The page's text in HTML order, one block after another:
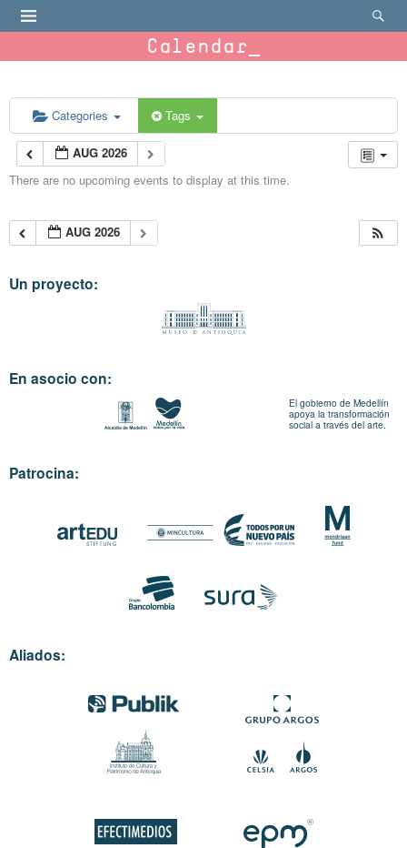
Calendar
Categories Tags
AUG 2026
There are no upcoming events to display at this time.
AUG 2026
Un proyecto:
En asocio con:
El gobierno de Medellín
apoya la transformación
social a través del arte.
Patrocina:
Aliados: